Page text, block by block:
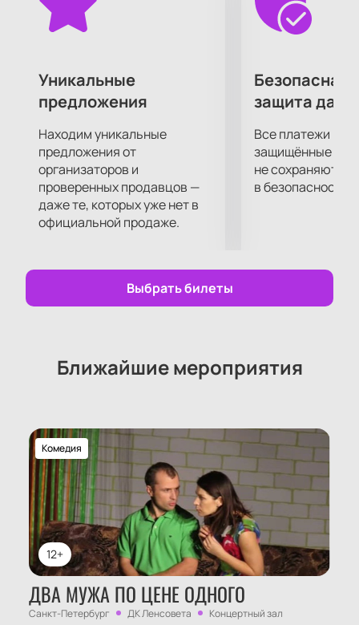
услышать хиты любимого исполнителя и подпевать
ему, а также невероятное шоу, которые Сябры
Самое передовое световое и звуковое
оборудование позволит вам отчетливо услышать
каждый аккорд и рассмотреть любимых артистов в
малейших подробностях, независимо от того, как
далеко от сцены вы находитесь!
Уникальные
предложения
Находим уникальные
предложения от
организаторов и
проверенных продавцов —
даже те, которых уже нет в
официальной продаже.
Безопасная
защита
Все платежи
защищённые
не сохраняются
в безопасности.
Выбрать билеты
Ближайшие мероприятия
12+
Комедия
ДВА МУЖА ПО ЦЕНЕ ОДНОГО
Санкт-Петербург ДК Ленсовета Концертный зал